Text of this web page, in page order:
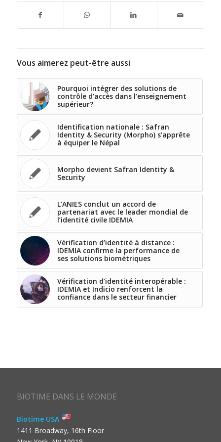
Vous aimerez peut-être aussi
Pourquoi intégrer des solutions de
contrôle d’accès dans l’enseignement
supérieur?
Identification nationale : Safran
Identity & Security (Morpho) s’apprête
à équiper le Népal
Morpho devient Safran Identity &
Security
L’ANIES conclut un accord de
partenariat avec le leader mondial de
l’identité civile IDEMIA
Vérification d’identité à distance :
IDEMIA confirme la performance de
ses solutions biométriques
Vérification d’identité interopérable :
IDEMIA et Indicio renforcent la
confiance dans le secteur financier
BIOTIME DANS LE MONDE
Biotime USA
1411 Broadway, 16th Floor